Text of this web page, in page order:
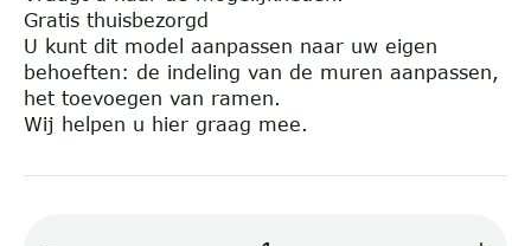
Gratis thuisbezorgd
U kunt dit model aanpassen naar uw eigen
behoeften: de indeling van de muren aanpassen,
het toevoegen van ramen.
Wij helpen u hier graag mee.